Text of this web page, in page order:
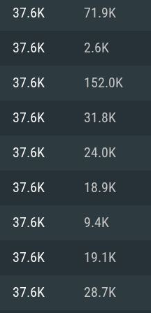
11 ou plus et
plus, Radeon RX
à haut débit
II ou plus avec
à haut débit
avec les derniers
même pour AMD
drivers de
37.6K 71.9K
37.6K 2.6K
37.6K 152.0K
37.6K 31.8K
37.6K 24.0K
37.6K 18.9K
37.6K 9.4K
37.6K 19.1K
37.6K 28.7K